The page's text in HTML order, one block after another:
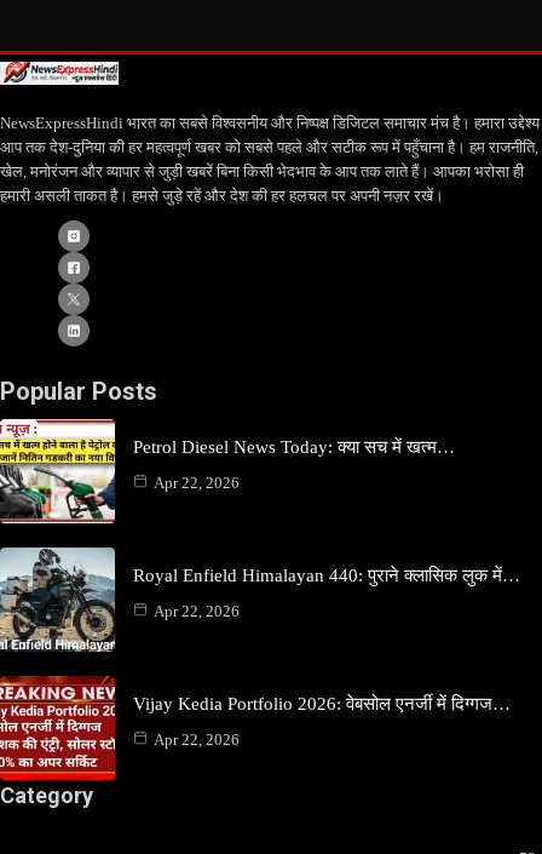
NewsExpressHindi भारत का सबसे विश्वसनीय और निष्पक्ष डिजिटल समाचार मंच है। हमारा उद्देश्य
आप तक देश-दुनिया की हर महत्वपूर्ण खबर को सबसे पहले और सटीक रूप में पहुँचाना है। हम राजनीति,
खेल, मनोरंजन और व्यापार से जुड़ी खबरें बिना किसी भेदभाव के आप तक लाते हैं। आपका भरोसा ही
हमारी असली ताकत है। हमसे जुड़े रहें और देश की हर हलचल पर अपनी नज़र रखें।
Popular Posts
Petrol Diesel News Today: क्या सच में खत्म…
Apr 22, 2026
Royal Enfield Himalayan 440: पुराने क्लासिक लुक में…
Apr 22, 2026
Vijay Kedia Portfolio 2026: वेबसोल एनर्जी में दिग्गज…
Apr 22, 2026
Category